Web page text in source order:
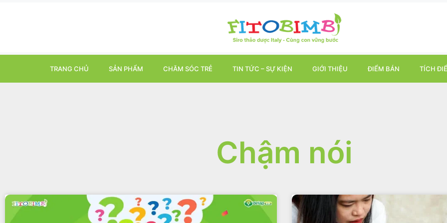
TRANG CHỦ SẢN PHẨM CHĂM SÓC TRẺ TIN TỨC – SỰ KIỆN GIỚI THIỆU ĐIỂM BÁN TÍCH
Chậm nói